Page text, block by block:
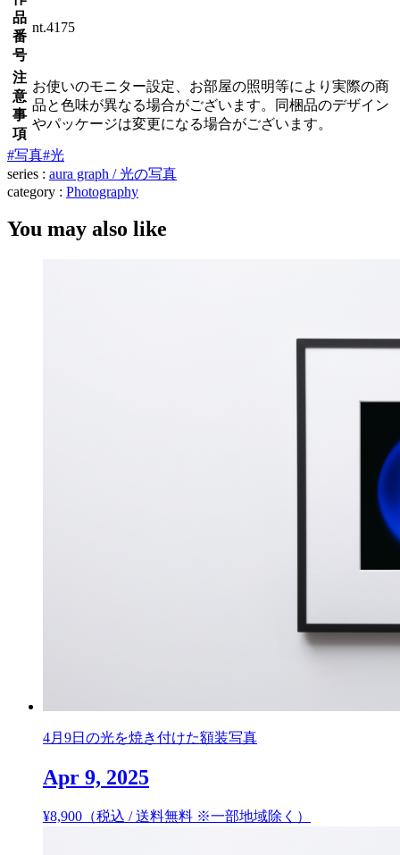
品
番
号
nt.4175
注
意
事
項
お使いのモニター設定、お部屋の照明等により実際の商
品と色味が異なる場合がございます。同梱品のデザイン
やパッケージは変更になる場合がございます。
#写真#光
series : aura graph / 光の写真
category : Photography
You may also like
4月9日の光を焼き付けた額装写真
Apr 9, 2025
¥8,900 （税込 / 送料無料 ※一部地域除く）